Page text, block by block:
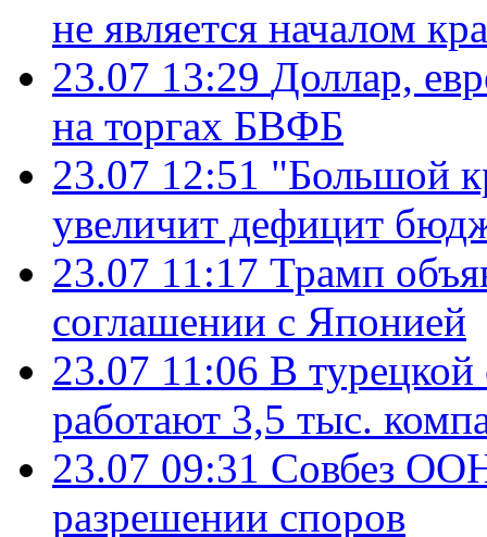
не является началом
23.07 13:29 Доллар,
на торгах БВФБ
23.07 12:51 "Большой
увеличит дефицит
23.07 11:17 Трамп
соглашении с Японией
23.07 11:06 В
работают 3,5 тыс.
23.07 09:31 Совбез
разрешении споров